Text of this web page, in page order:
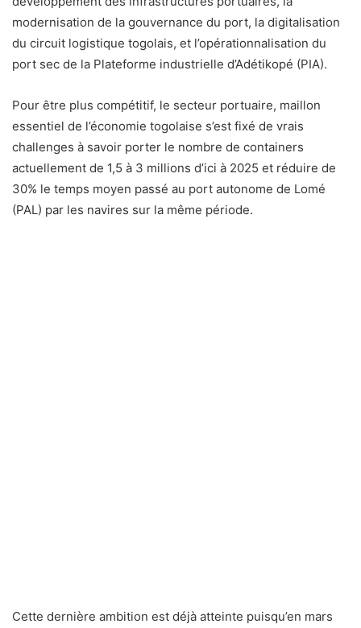
modernisation de la gouvernance du port, la digitalisation
du circuit logistique togolais, et l’opérationnalisation du
port sec de la Plateforme industrielle d’Adétikopé (PIA).
Pour être plus compétitif, le secteur portuaire, maillon
essentiel de l’économie togolaise s’est fixé de vrais
challenges à savoir porter le nombre de containers
actuellement de 1,5 à 3 millions d’ici à 2025 et réduire de
30% le temps moyen passé au port autonome de Lomé
(PAL) par les navires sur la même période.
Cette dernière ambition est déjà atteinte puisqu’en mars